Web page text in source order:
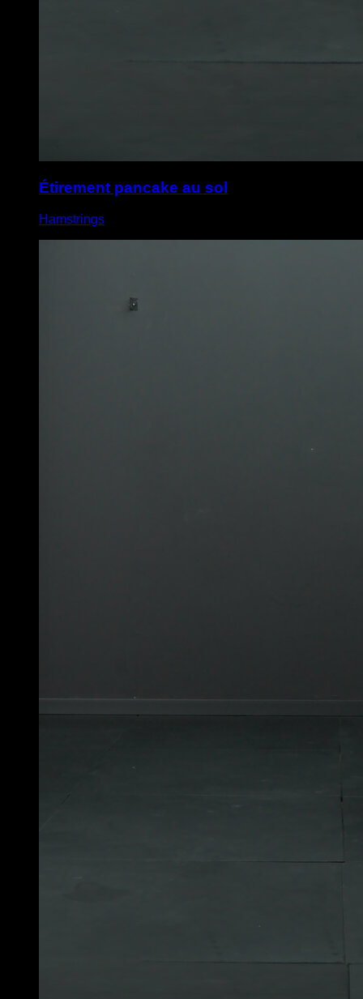
Étirement pancake au sol
Hamstrings